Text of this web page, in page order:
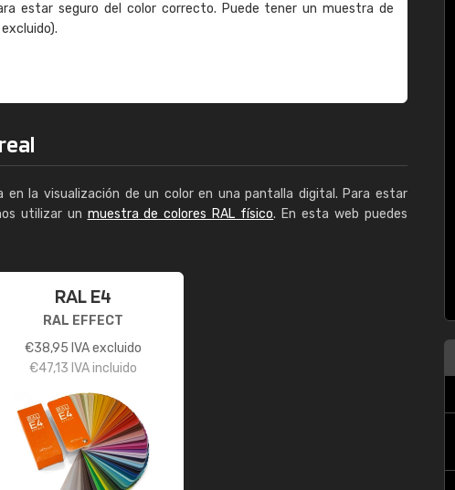
estar seguro del color correcto. Puede tener un muestra de
excluido).
en la visualización de un color en una pantalla digital. Para estar
utilizar un muestra de colores RAL físico. En esta web puedes
RAL E4
RAL EFFECT
€38,95 IVA excluido
€47,13 IVA incluido